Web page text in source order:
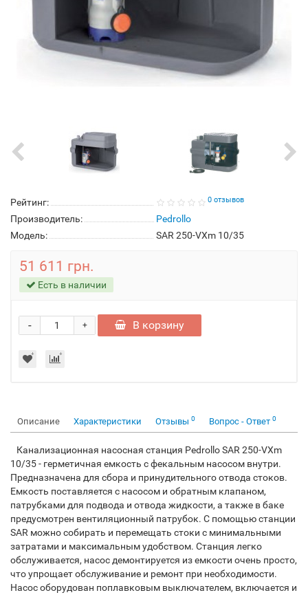
Рейтинг: 0 отзывов
Производитель:
Pedrollo
Модель:
SAR 250-VXm 10/35
51 611 грн.
Есть в наличии
+
- В корзину
Описание Характеристики Отзывы 0 Вопрос - Ответ 0
Канализационная насосная станция Pedrollo SAR 250-VXm
10/35 - герметичная емкость сфекальным насосом внутри.
Предназначена для сбора и принудительного отвода стоков.
Емкость поставляется с насосом и обратным клапаном,
патрубками для подвода и отвода жидкости, а также в баке
предусмотрен вентиляционный патрубок. С помощью станции
SAR можно собирать и перемещать стоки с минимальными
затратами и максимальным удобством. Станция легко
обслуживается, насос демонтируется из емкости очень просто,
что упрощает обслуживание и ремонт при необходимости.
Насос оборудован поплавковым выключателем, включается и